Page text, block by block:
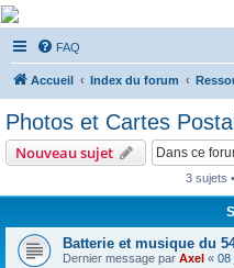
De Musicae Militari -
Forums
Forums de discussions
FAQ
Accueil Index du forum
Photos et Cartes
Nouveau sujet
3 sujets
Batterie et musique du
Dernier message par Axel « 08